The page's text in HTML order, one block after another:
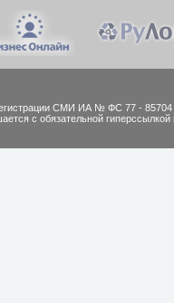
СМИ ИА № ФС 77 - 85704
с обязательной гиперссылкой